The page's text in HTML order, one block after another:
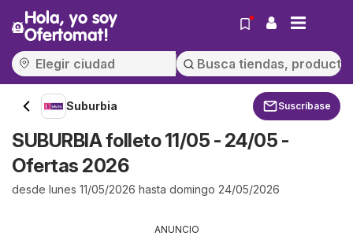
Hola, yo soy
Ofertomat!
Suburbia Suscríbase
SUBURBIA folleto 11/05 - 24/05 -
Ofertas 2026
desde lunes 11/05/2026 hasta domingo 24/05/2026
ANUNCIO